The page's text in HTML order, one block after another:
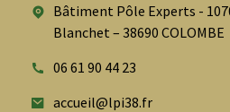
Bâtiment Pôle Experts -
Blanchet – 38690 COLOMBE
06 61 90 44 23
accueil@lpi38.fr